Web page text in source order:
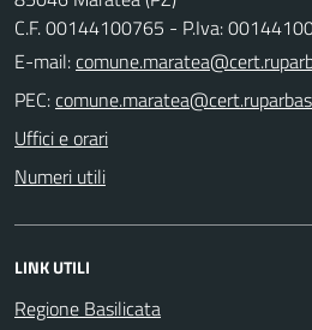
C.F. 00144100765 - P.Iva:
E-mail:
PEC:
Uffici e orari
Numeri utili
LINK UTILI
Regione Basilicata